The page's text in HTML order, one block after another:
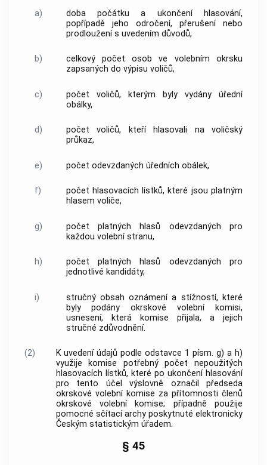
a)
doba počátku a ukončení hlasování,
popřípadě jeho odročení, přerušení nebo
prodloužení s uvedením důvodů,
b)
celkový počet osob ve volebním okrsku
zapsaných do výpisu voličů,
c)
počet voličů, kterým byly vydány úřední
obálky,
d)
počet voličů, kteří hlasovali na voličský
průkaz,
e) počet odevzdaných úředních obálek,
f)
počet hlasovacích lístků, které jsou platným
hlasem voliče,
g)
počet platných hlasů odevzdaných pro
každou volební stranu,
h)
počet platných hlasů odevzdaných pro
jednotlivé kandidáty,
i)
stručný obsah oznámení a stížností, které
byly podány okrskové volební komisi,
usnesení, která komise přijala, a jejich
stručné zdůvodnění.
(2)
K uvedení údajů podle odstavce 1 písm. g) a h)
využije komise potřebný počet nepoužitých
hlasovacích lístků, které po ukončení hlasování
pro tento účel výslovně označil předseda
okrskové volební komise za přítomnosti členů
okrskové volební komise; případně použije
pomocné sčítací archy poskytnuté elektronicky
Českým statistickým úřadem.
§ 45